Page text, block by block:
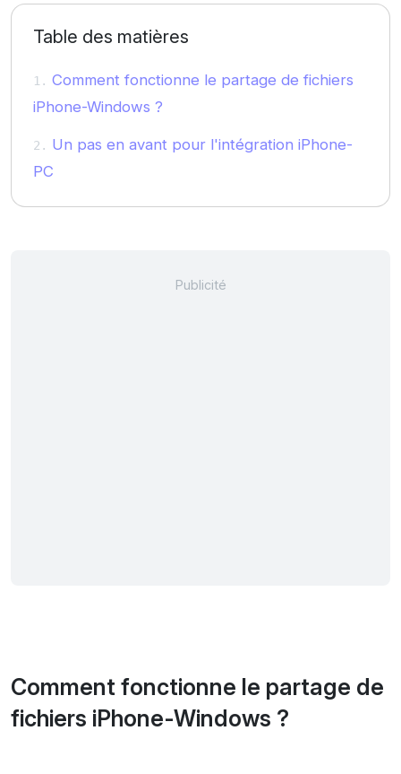
Table des matières
Comment fonctionne le partage de fichiers
iPhone-Windows ?
Un pas en avant pour l'intégration iPhone-
PC
Comment fonctionne le partage de
fichiers iPhone-Windows ?